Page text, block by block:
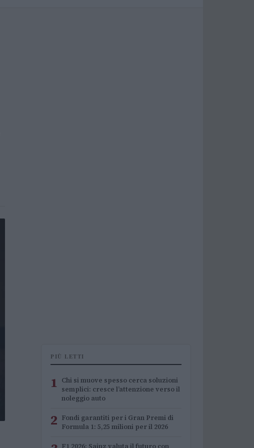
PIÙ LETTI
1 Chi si muove spesso cerca soluzioni
semplici: cresce l’attenzione verso il
noleggio auto
2 Fondi garantiti per i Gran Premi di
Formula 1: 5,25 milioni per il 2026
F1 2026: Sainz valuta il futuro con